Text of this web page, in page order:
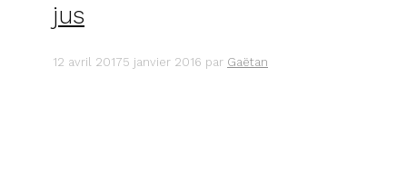
jus
12 avril 20175 janvier 2016 par Gaëtan